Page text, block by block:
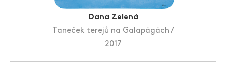
Dana Zelená
Taneček terejů na Galapágách /
2017